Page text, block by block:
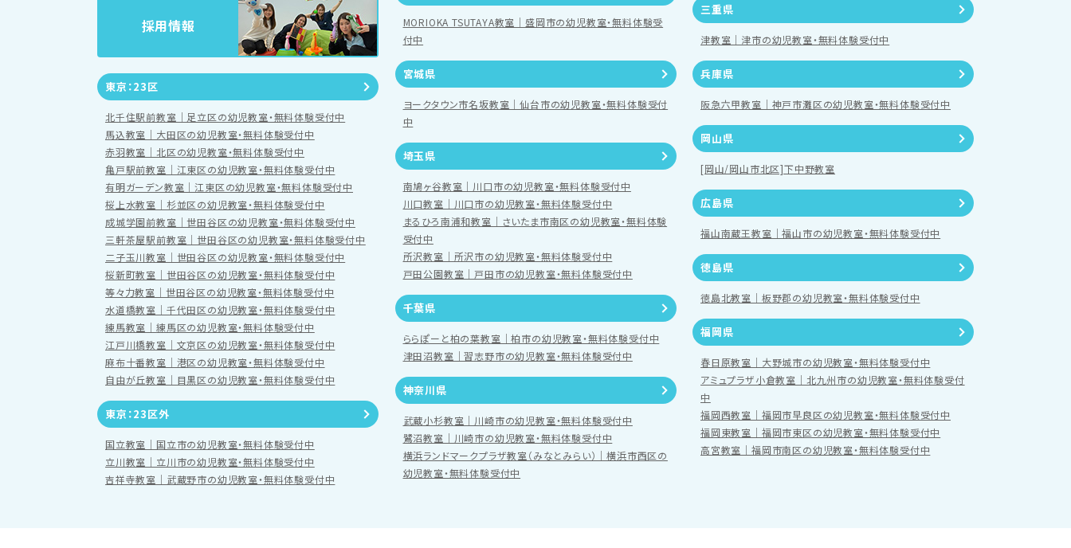
採用情報
東京：23区
北千住駅前教室｜足立区の幼児教室・無料体験受付中
馬込教室｜大田区の幼児教室・無料体験受付中
赤羽教室｜北区の幼児教室・無料体験受付中
亀戸駅前教室｜江東区の幼児教室・無料体験受付中
有明ガーデン教室｜江東区の幼児教室・無料体験受付中
桜上水教室｜杉並区の幼児教室・無料体験受付中
成城学園前教室｜世田谷区の幼児教室・無料体験受付中
三軒茶屋駅前教室｜世田谷区の幼児教室・無料体験受付中
二子玉川教室｜世田谷区の幼児教室・無料体験受付中
桜新町教室｜世田谷区の幼児教室・無料体験受付中
等々力教室｜世田谷区の幼児教室・無料体験受付中
水道橋教室｜千代田区の幼児教室・無料体験受付中
練馬教室｜練馬区の幼児教室・無料体験受付中
江戸川橋教室｜文京区の幼児教室・無料体験受付中
麻布十番教室｜港区の幼児教室・無料体験受付中
自由が丘教室｜目黒区の幼児教室・無料体験受付中
東京：23区外
国立教室｜国立市の幼児教室・無料体験受付中
立川教室｜立川市の幼児教室・無料体験受付中
吉祥寺教室｜武蔵野市の幼児教室・無料体験受付中
MORIOKA TSUTAYA教室｜盛岡市の幼児教室・無料体験受
付中
宮城県
ヨークタウン市名坂教室｜仙台市の幼児教室・無料体験受付
中
埼玉県
南鳩ヶ谷教室｜川口市の幼児教室・無料体験受付中
川口教室｜川口市の幼児教室・無料体験受付中
まるひろ南浦和教室｜さいたま市南区の幼児教室・無料体験
受付中
所沢教室｜所沢市の幼児教室・無料体験受付中
戸田公園教室｜戸田市の幼児教室・無料体験受付中
千葉県
ららぽーと柏の葉教室｜柏市の幼児教室・無料体験受付中
津田沼教室｜習志野市の幼児教室・無料体験受付中
神奈川県
武蔵小杉教室｜川崎市の幼児教室・無料体験受付中
鷺沼教室｜川崎市の幼児教室・無料体験受付中
横浜ランドマークプラザ教室（みなとみらい）｜横浜市西区の
幼児教室・無料体験受付中
三重県
津教室｜津市の幼児教室・無料体験受付中
兵庫県
阪急六甲教室｜神戸市灘区の幼児教室・無料体験受付中
岡山県
[岡山/岡山市北区]下中野教室
広島県
福山南蔵王教室｜福山市の幼児教室・無料体験受付中
徳島県
徳島北教室｜板野郡の幼児教室・無料体験受付中
福岡県
春日原教室｜大野城市の幼児教室・無料体験受付中
アミュプラザ小倉教室｜北九州市の幼児教室・無料体験受付
中
福岡西教室｜福岡市早良区の幼児教室・無料体験受付中
福岡東教室｜福岡市東区の幼児教室・無料体験受付中
高宮教室｜福岡市南区の幼児教室・無料体験受付中